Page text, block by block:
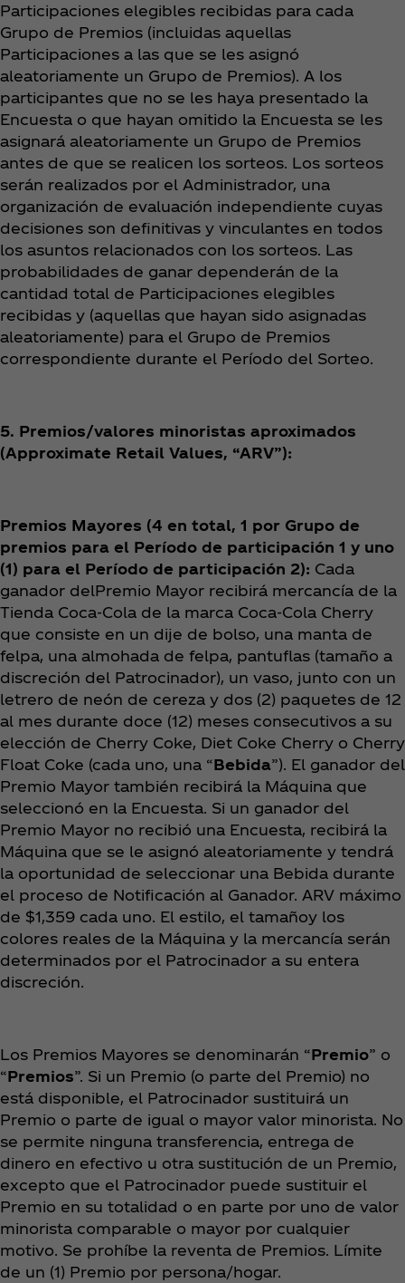
Participaciones elegibles recibidas para cada
Grupo de Premios (incluidas aquellas
Participaciones a las que se les asignó
aleatoriamente un Grupo de Premios). A los
participantes que no se les haya presentado la
Encuesta o que hayan omitido la Encuesta se les
asignará aleatoriamente un Grupo de Premios
antes de que se realicen los sorteos. Los sorteos
serán realizados por el Administrador, una
organización de evaluación independiente cuyas
decisiones son definitivas y vinculantes en todos
los asuntos relacionados con los sorteos. Las
probabilidades de ganar dependerán de la
cantidad total de Participaciones elegibles
recibidas y (aquellas que hayan sido asignadas
aleatoriamente) para el Grupo de Premios
correspondiente durante el Período del Sorteo.
5. Premios/valores minoristas aproximados
(Approximate Retail Values, “ARV”):
Premios Mayores (4 en total, 1 por Grupo de
premios para el Período de participación 1 y uno
(1) para el Período de participación 2): Cada
ganador delPremio Mayor recibirá mercancía de la
Tienda Coca‑Cola de la marca Coca‑Cola Cherry
que consiste en un dije de bolso, una manta de
felpa, una almohada de felpa, pantuflas (tamaño a
discreción del Patrocinador), un vaso, junto con un
letrero de neón de cereza y dos (2) paquetes de 12
al mes durante doce (12) meses consecutivos a su
elección de Cherry Coke, Diet Coke Cherry o Cherry
Float Coke (cada uno, una “Bebida”). El ganador del
Premio Mayor también recibirá la Máquina que
seleccionó en la Encuesta. Si un ganador del
Premio Mayor no recibió una Encuesta, recibirá la
Máquina que se le asignó aleatoriamente y tendrá
la oportunidad de seleccionar una Bebida durante
el proceso de Notificación al Ganador. ARV máximo
de $1,359 cada uno. El estilo, el tamañoy los
colores reales de la Máquina y la mercancía serán
determinados por el Patrocinador a su entera
discreción.
Los Premios Mayores se denominarán “Premio” o
“Premios”. Si un Premio (o parte del Premio) no
está disponible, el Patrocinador sustituirá un
Premio o parte de igual o mayor valor minorista. No
se permite ninguna transferencia, entrega de
dinero en efectivo u otra sustitución de un Premio,
excepto que el Patrocinador puede sustituir el
Premio en su totalidad o en parte por uno de valor
minorista comparable o mayor por cualquier
motivo. Se prohíbe la reventa de Premios. Límite
de un (1) Premio por persona/hogar.